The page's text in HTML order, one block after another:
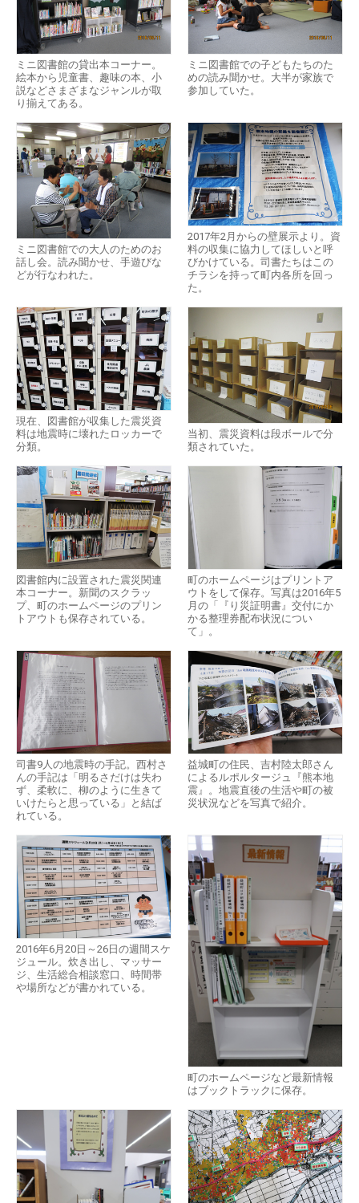
ミニ図書館の貸出本コーナー。
絵本から児童書、趣味の本、小
説などさまざまなジャンルが取
り揃えてある。
ミニ図書館での子どもたちのた
めの読み聞かせ。大半が家族で
参加していた。
ミニ図書館での大人のためのお
話し会。読み聞かせ、手遊びな
どが行なわれた。
2017年2月からの壁展示より。資
料の収集に協力してほしいと呼
びかけている。司書たちはこの
チラシを持って町内各所を回っ
た。
現在、図書館が収集した震災資
料は地震時に壊れたロッカーで
分類。
当初、震災資料は段ボールで分
類されていた。
図書館内に設置された震災関連
本コーナー。新聞のスクラッ
プ、町のホームページのプリン
トアウトも保存されている。
町のホームページはプリントア
ウトをして保存。写真は2016年5
月の「『り災証明書』交付にか
かる整理券配布状況につい
て」。
司書9人の地震時の手記。西村さ
んの手記は「明るさだけは失わ
ず、柔軟に、柳のように生きて
いけたらと思っている」と結ば
れている。
益城町の住民、吉村陸太郎さん
によるルポルタージュ『熊本地
震』。地震直後の生活や町の被
災状況などを写真で紹介。
2016年6月20日～26日の週間スケ
ジュール。炊き出し、マッサー
ジ、生活総合相談窓口、時間帯
や場所などが書かれている。
町のホームページなど最新情報
はブックトラックに保存。